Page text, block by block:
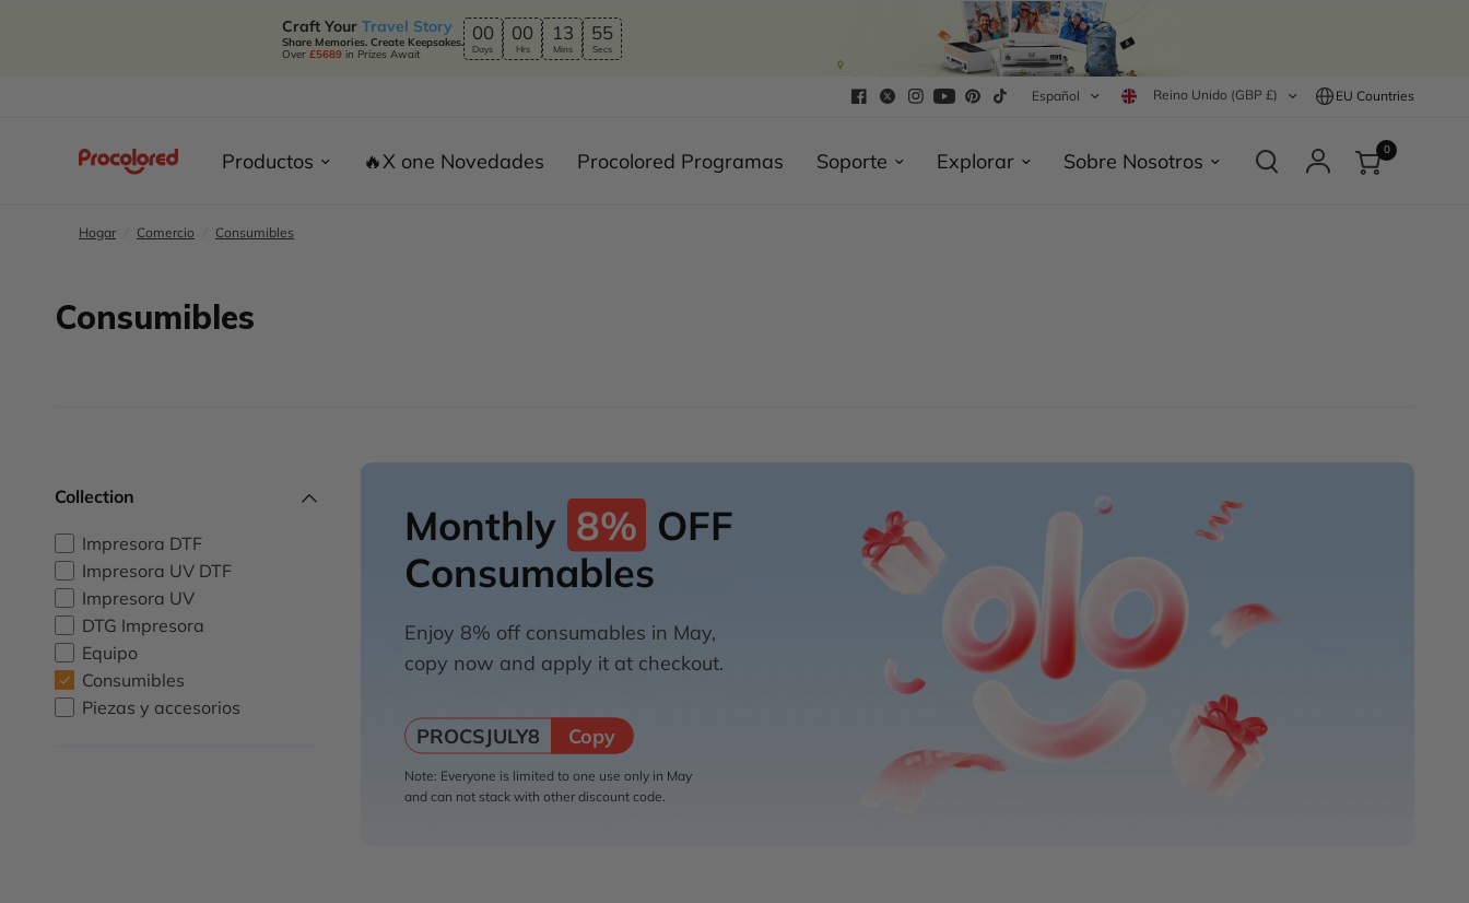
Craft Your Travel Story
Share Memories. Create Keepsakes.
Over £5689 in Prizes Await
00
Days
00
Hrs
13
Mins
54
Secs
Español Reino Unido (GBP £) EU Countries
Productos 🔥X one Novedades Procolored Programas Soporte Explorar Sobre Nosotros 0
Hogar Comercio Consumibles
Consumibles
Collection
Impresora DTF
Impresora UV DTF
Impresora UV
DTG Impresora
Equipo
Consumibles
Piezas y accesorios
Monthly 8% OFF
Consumables
Enjoy 8% off consumables in May,
copy now and apply it at checkout.
PROCSJULY8 Copy
Note: Everyone is limited to one use only in May
and can not stack with other discount code.